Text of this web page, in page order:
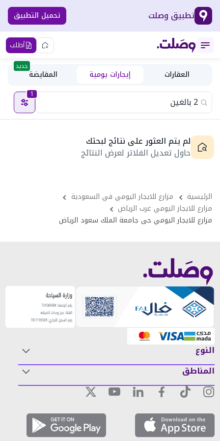
تطبيق وصلت تحميل التطبيق
أطلب
العقارات إيجارات يومية المقايضة
جديد
1
لم يتم العثور على نتائج لبحثك
حاول تعديل الفلاتر لعرض النتائج
الرئيسية
مزارع للايجار اليومي في السعودية
مزارع للايجار اليومي غرب الرياض
مزارع للايجار اليومي حى جامعة الملك سعود الرياض
النوع
المناطق